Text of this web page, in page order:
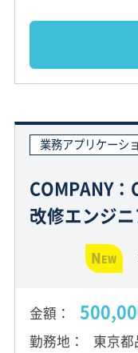
業務アプリケーシ
COMPANY：
改修エンジ
NEW
金額
勤務地 東京